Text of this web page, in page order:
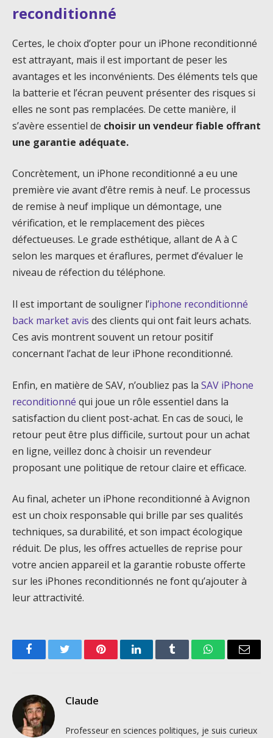
reconditionné
Certes, le choix d’opter pour un iPhone reconditionné
est attrayant, mais il est important de peser les
avantages et les inconvénients. Des éléments tels que
la batterie et l’écran peuvent présenter des risques si
elles ne sont pas remplacées. De cette manière, il
s’avère essentiel de choisir un vendeur fiable offrant
une garantie adéquate.
Concrètement, un iPhone reconditionné a eu une
première vie avant d’être remis à neuf. Le processus
de remise à neuf implique un démontage, une
vérification, et le remplacement des pièces
défectueuses. Le grade esthétique, allant de A à C
selon les marques et éraflures, permet d’évaluer le
niveau de réfection du téléphone.
Il est important de souligner l’iphone reconditionné
back market avis des clients qui ont fait leurs achats.
Ces avis montrent souvent un retour positif
concernant l’achat de leur iPhone reconditionné.
Enfin, en matière de SAV, n’oubliez pas la SAV iPhone
reconditionné qui joue un rôle essentiel dans la
satisfaction du client post-achat. En cas de souci, le
retour peut être plus difficile, surtout pour un achat
en ligne, veillez donc à choisir un revendeur
proposant une politique de retour claire et efficace.
Au final, acheter un iPhone reconditionné à Avignon
est un choix responsable qui brille par ses qualités
techniques, sa durabilité, et son impact écologique
réduit. De plus, les offres actuelles de reprise pour
votre ancien appareil et la garantie robuste offerte
sur les iPhones reconditionnés ne font qu’ajouter à
leur attractivité.
FacebookTwitter PinterestLinkedInTumblr WhatsAppEmail
Claude
Professeur en sciences politiques, je suis curieux